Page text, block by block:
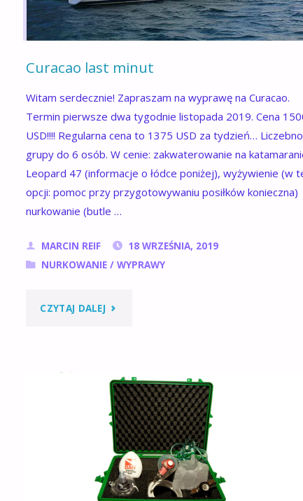
Curacao last minut
Witam serdecznie! Zapraszam na wyprawę na Curacao.
Termin pierwsze dwa tygodnie listopada 2019. Cena
USD!!!! Regularna cena to 1375 USD za tydzień…
grupy do 6 osób. W cenie: zakwaterowanie na
Leopard 47 (informacje o łódce poniżej), wyżywienie (w
opcji: pomoc przy przygotowywaniu posiłków konieczna)
nurkowanie (butle …
MARCIN REIF
18 WRZEŚNIA, 2019
NURKOWANIE/ WYPRAWY
CZYTAJ DALEJ "CURACAO